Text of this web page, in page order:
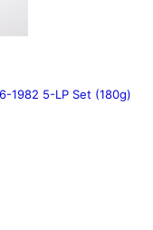
1982 5-LP Set (180g)